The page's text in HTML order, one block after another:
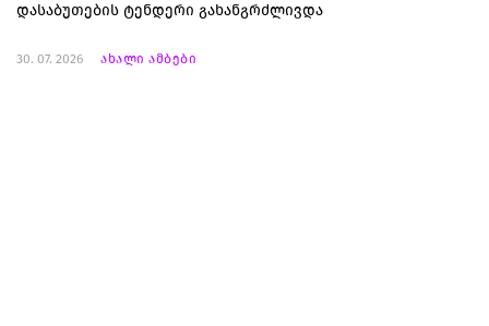
დასაბუთების ტენდერი გახანგრძლივდა
30. 07. 2026 ახალი ამბები